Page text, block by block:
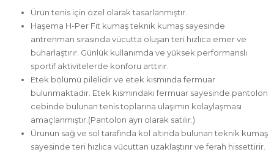
Ürün tenis için özel olarak tasarlanmıştır.
Haşema H-Per Fit kumaş teknik kumaş sayesinde
antrenman sırasında vücutta oluşan teri hızlıca emer ve
buharlaştırır. Günlük kullanımda ve yüksek performanslı
sportif aktivitelerde konforu arttırır.
Etek bölümü pilelidir ve etek kısmında fermuar
bulunmaktadır. Etek kısmındaki fermuar sayesinde pantolon
cebinde bulunan tenis toplarına ulaşımın kolaylaşması
amaçlanmıştır.(Pantolon ayrı olarak satılır.)
Ürünün sağ ve sol tarafında kol altında bulunan teknik kumaş
sayesinde teri hızlıca vücuttan uzaklaştırır ve ferah hissettirir.